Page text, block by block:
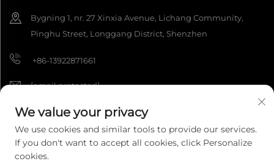
Bygning 1, nr. 27 Xinxia Avenue, Lichang Community,
Pinghu Street, Longgang District, Shenzhen
+86-13922871661
[email protected]
Copyright © 2025 Shenzhen Dashan Intelligence Manufacturing Co.,
Ltd. Alle rettigheder forbeholdes. Privatlivspolitik
We value your privacy
We use cookies and similar tools to provide our services.
If you don't want to accept all cookies, click Personalize
cookies.